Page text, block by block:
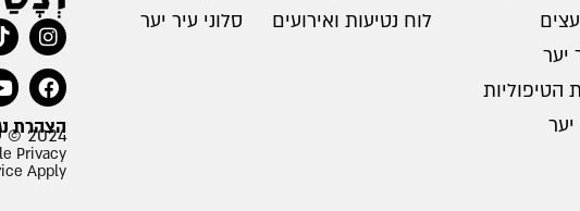
יער
הטיפוליות
לוח נטיעות ואירועים
סלוני עיר יער
הצהרת
2024 © עמותת ונטעת
Privacy
Apply